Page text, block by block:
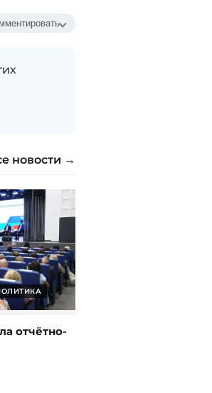
новости →
отчётно-